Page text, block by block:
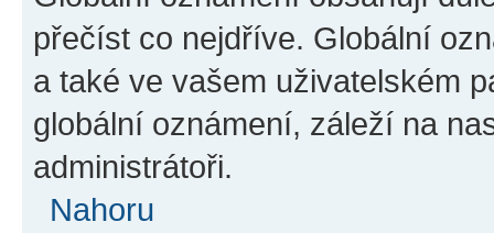
přečíst co nejdříve. Globální
a také ve vašem uživatelském
globální oznámení, záleží na
administrátoři.
Nahoru